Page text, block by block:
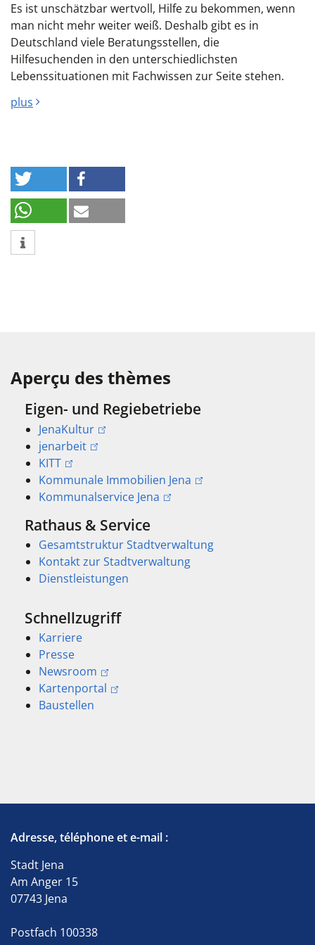
Es ist unschätzbar wertvoll, Hilfe zu bekommen, wenn
man nicht mehr weiter weiß. Deshalb gibt es in
Deutschland viele Beratungsstellen, die
Hilfesuchenden in den unterschiedlichsten
Lebenssituationen mit Fachwissen zur Seite stehen.
plus
Aperçu des thèmes
Eigen- und Regiebetriebe
JenaKultur
jenarbeit
KITT
Kommunale Immobilien Jena
Kommunalservice Jena
Rathaus & Service
Gesamtstruktur Stadtverwaltung
Kontakt zur Stadtverwaltung
Dienstleistungen
Schnellzugriff
Karriere
Presse
Newsroom
Kartenportal
Baustellen
Adresse, téléphone et e-mail :
Stadt Jena
Am Anger 15
07743 Jena
Postfach 100338